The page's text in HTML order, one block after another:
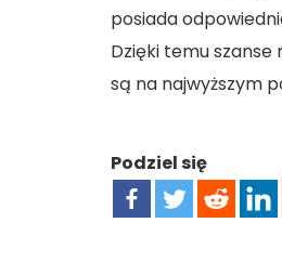
posiada
Dzięki temu
są na najwyższym
Podziel się